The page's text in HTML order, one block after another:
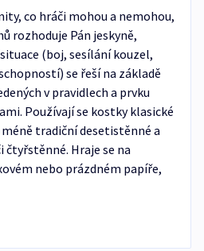
co hráči mohou a nemohou,
rozhoduje Pán jeskyně,
(boj, sesílání kouzel,
se řeší na základě
v pravidlech a prvku
Používají se kostky klasické
tradiční desetistěnné a
čtyřstěnné. Hraje se na
nebo prázdném papíře,